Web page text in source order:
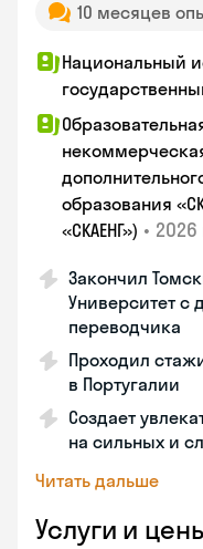
10 месяцев
Национальный
образования
«СКАЕНГ») • 2026
Закончил
Университет с
переводчика
Проходил
в Португалии
Создает
на сильных и
Читать дальше
Услуги и